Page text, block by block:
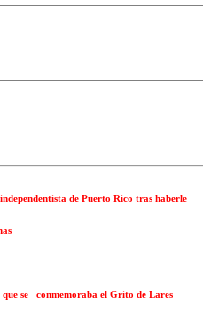
de Puerto Rico tras haberle
que se conmemoraba el Grito de Lares